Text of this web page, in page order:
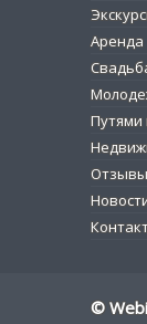
Аренда
Путями
Отзывы
©